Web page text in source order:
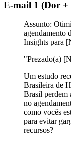
E-mail 1 (Dor +
Assunto:
agendamento
Insights para
"Prezado(a)
Um estudo
Brasileira de
Brasil perdem
no
como vocês
para evitar
recursos?